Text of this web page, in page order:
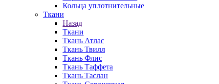
Кольца уплотнительные
Ткани
Назад
Ткани
Ткань Атлас
Ткань Твилл
Ткань Флис
Ткань Таффета
Ткань Таслан